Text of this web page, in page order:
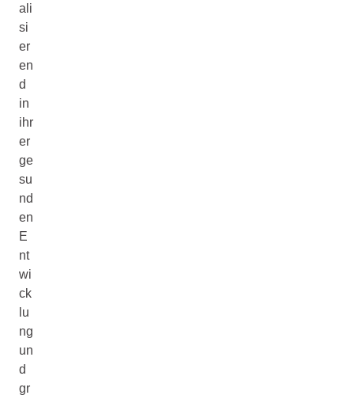
ali
si
er
en
d
in
ihr
er
ge
su
nd
en
E
nt
wi
ck
lu
ng
un
d
gr